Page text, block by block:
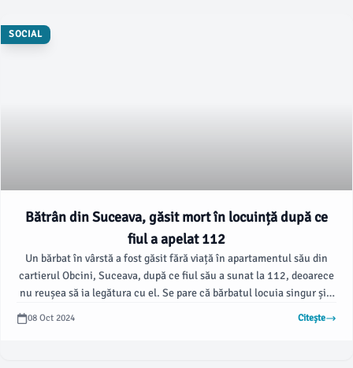
SOCIAL
Bătrân din Suceava, găsit mort în locuință după ce
fiul a apelat 112
Un bărbat în vârstă a fost găsit fără viață în apartamentul său din
cartierul Obcini, Suceava, după ce fiul său a sunat la 112, deoarece
nu reușea să ia legătura cu el. Se pare că bărbatul locuia singur și a
avut o discuție telefonică cu fiul său duminică, în care a menționat
că se simte rău și vrea să se prezinte la spital pentru investigații
08 Oct 2024 Citește